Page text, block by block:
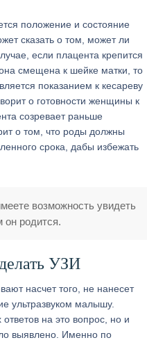
положение и состояние
сказать о том, может ли
если плацента крепится
смещена к шейке матки, то
показанием к кесареву
о готовности женщины к
созревает раньше
о том, что роды должны
срока, дабы избежать
возможность увидеть
он родится.
УЗИ
насчет того, не нанесет
ультразвуком малышу.
на это вопрос, но и
выявлено. Именно по